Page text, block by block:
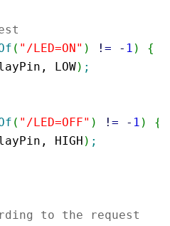
( "/LED=ON" ) ! = - 1 )
{
LOW) ;
( "/LED=OFF" ) ! = - 1 )
{
HIGH ) ;
to the request